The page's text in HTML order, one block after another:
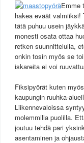
Emme
hakea eväät
tätä puhuu usein
monesti osata ottaa
retken suunnittelulla,
onkin tosin myös se
iskareita ei voi
Fiksipyörät kuten
kaupungin ruuhka-
Liikennevaloissa
molemmilla puolilla.
joutuu tehdä pari
asentaminen ja